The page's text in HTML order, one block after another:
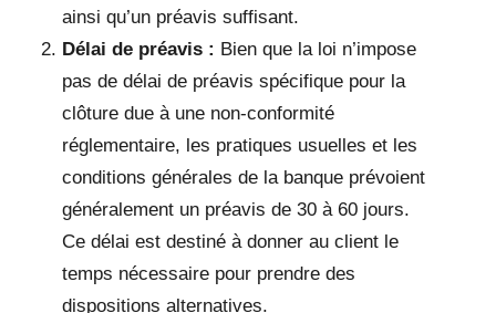
ainsi qu’un préavis suffisant.
Délai de préavis : Bien que la loi n’impose
pas de délai de préavis spécifique pour la
clôture due à une non-conformité
réglementaire, les pratiques usuelles et les
conditions générales de la banque prévoient
généralement un préavis de 30 à 60 jours.
Ce délai est destiné à donner au client le
temps nécessaire pour prendre des
dispositions alternatives.